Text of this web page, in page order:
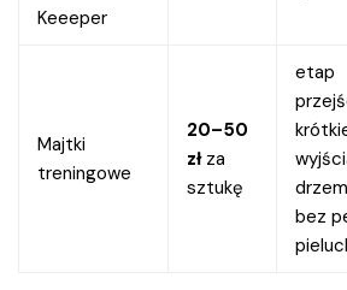
Keeeper
Majtki
treningowe
20–50
złza
sztukę
etap
bez